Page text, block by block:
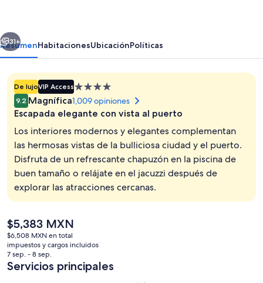
Suite Deluxe, 1 cama King size y
Siguiente
31+
ResumenHabitacionesUbicaciónPolíticas
De lujoVIP AccessPropiedad
de
4.0
9.2 Magnífica1,009 opiniones
Escapada elegante con vista al puerto
Los interiores modernos y elegantes complementan
las hermosas vistas de la bulliciosa ciudad y el puerto.
Disfruta de un refrescante chapuzón en la piscina de
buen tamaño o relájate en el jacuzzi después de
explorar las atracciones cercanas.
El
precio
actual
es
de
$5,383 MXN
$6,508 MXN en total
impuestos y cargos incluidos
7 sep. - 8 sep.
Servicios principales